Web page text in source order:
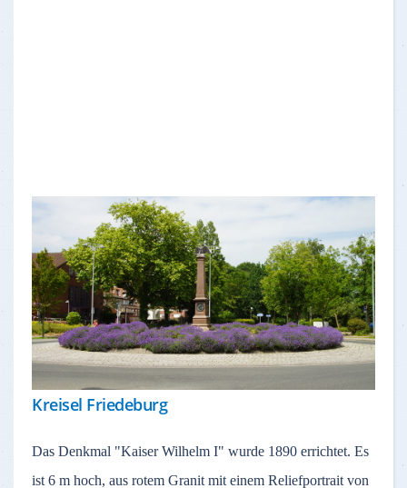
Kreisel Friedeburg
Das Denkmal "Kaiser Wilhelm I" wurde 1890 errichtet. Es
ist 6 m hoch, aus rotem Granit mit einem Reliefportrait von